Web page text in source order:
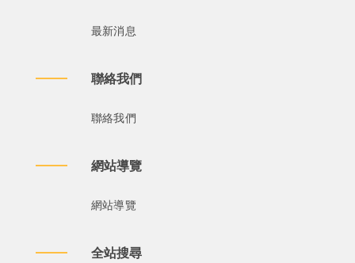
最新消息
聯絡我們
聯絡我們
網站導覽
網站導覽
全站搜尋